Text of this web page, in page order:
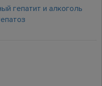
гепатит и алкоголь